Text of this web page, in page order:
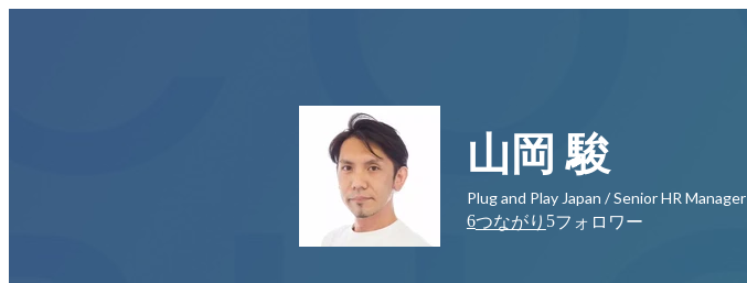
山岡 駿
Plug and Play Japan / Senior HR Manager
6つながり 5フォロワー